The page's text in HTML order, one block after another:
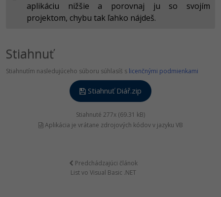
aplikáciu nižšie a porovnaj ju so svojím
projektom, chybu tak ľahko nájdeš.
Stiahnuť
Stiahnutím nasledujúceho súboru súhlasíš s licenčnými podmienkami
Stiahnuť Diář.zip
Stiahnuté 277x (69.31 kB)
Aplikácia je vrátane zdrojových kódov v jazyku VB
Predchádzajúci článok
List vo Visual Basic .NET